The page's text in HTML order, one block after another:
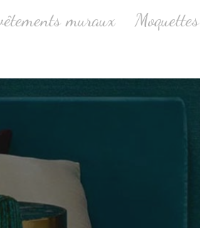
muraux Moquettes